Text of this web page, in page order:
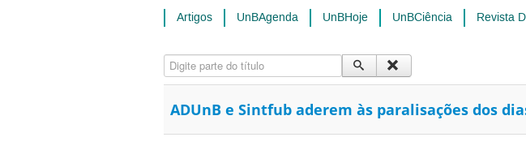
Pós-Graduação
Administração
Artigos UnBAgenda UnBHoje UnBCiência Revista
Digite parte do título
ADUnB e Sintfub aderem às paralisações dos